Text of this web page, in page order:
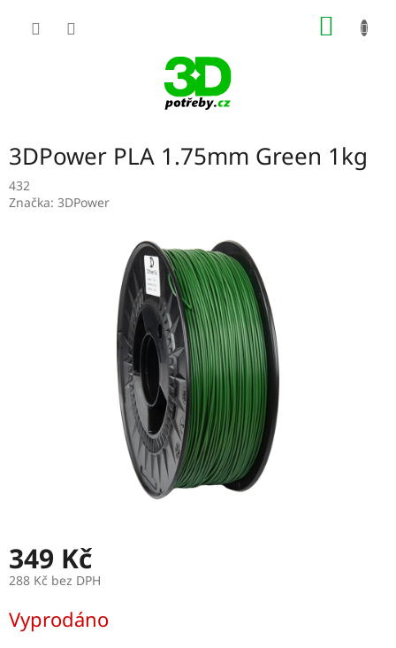
3DPower PLA 1.75mm Green 1kg
432
Značka: 3DPower
349 Kč
288 Kč bez DPH
cena:
Vyprodáno